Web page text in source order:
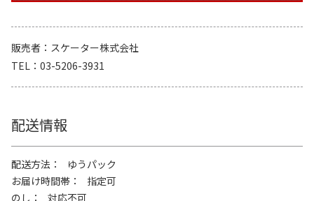
販売者
スケーター株式会社
TEL
03-5206-3931
配送情報
配送方法
ゆうパック
お届け時間帯
指定可
のし
対応不可